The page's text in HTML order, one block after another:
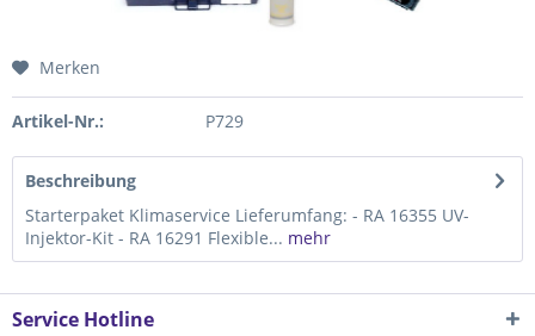
Merken
Artikel-Nr.: P729
Beschreibung
Starterpaket Klimaservice Lieferumfang: - RA 16355 UV-
Injektor-Kit - RA 16291 Flexible... mehr
Service Hotline